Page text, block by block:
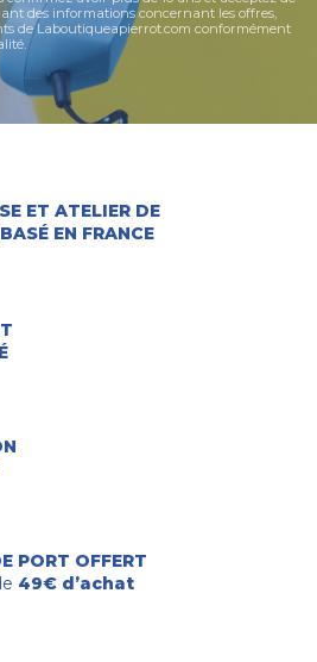
des informations concernant les offres,
de Laboutiqueapierrot.com conformément
ET ATELIER DE
EN FRANCE
PORT OFFERT
49€ d’achat